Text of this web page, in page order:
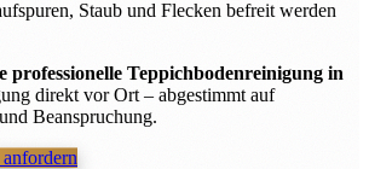
Staub und Flecken befreit werden
professionelle Teppichbodenreinigung in
direkt vor Ort – abgestimmt auf
Beanspruchung.